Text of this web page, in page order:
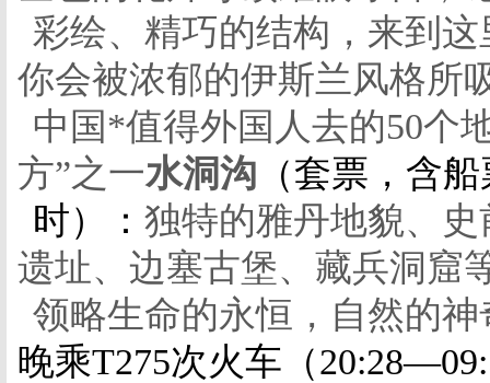
彩绘、精巧的结构 ， 来到这
你会被浓郁的伊斯兰风格所
中国*值得外国人去的50个
方”之一水洞沟 （套票，含
时）： 独特的雅丹地貌、
史
遗址、边塞古堡、藏兵洞窟
领略生命的永恒，自然的神
晚乘T275次火车（20:28—